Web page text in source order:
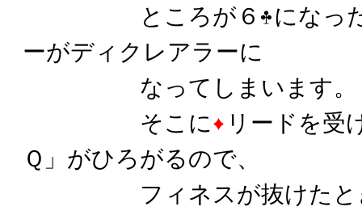
ところが６
になっ
ーがディクレアラーに
なってしまいます。
そこに
リードを受
Ｑ」がひろがるので、
フィネスが抜けたとき